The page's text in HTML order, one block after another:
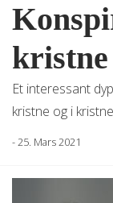
Et interessant
kristne og i
-25. Mars 2021